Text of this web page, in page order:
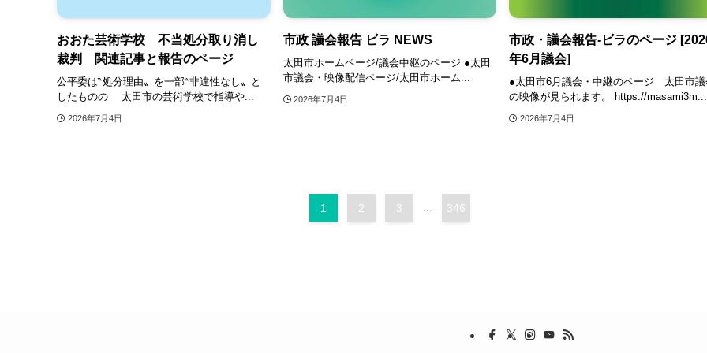
おおた芸術学校 不当処分取り消し
裁判 関連記事と報告のページ
公平委は‶処分理由〟を一部‶非違性なし〟と
したものの 太田市の芸術学校で指導や...
2026年7月4日
市政 議会報告 ビラ NEWS
太田市ホームページ/議会中継のページ ●太田
市議会・映像配信ページ/太田市ホーム...
2026年7月4日
市政・議会報告‐ビラのページ
年6月議会]
●太田市6月議会・中継のページ 太田市議
の映像が見られます。 https://masami3m...
2026年7月4日
1 2 3 346